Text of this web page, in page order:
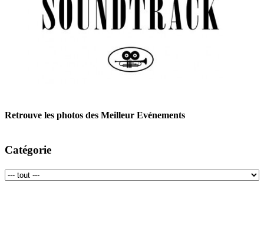
Retrouve les photos des Meilleur Evénements
Catégorie